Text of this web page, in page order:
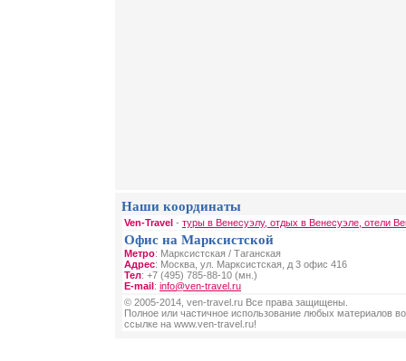
Наши координаты
Ven-Travel - туры в Венесуэлу, отдых в Венесуэле, отели
Офис на Марксистской
Метро: Марксистская / Таганская
Адрес: Москва, ул. Марксистская, д 3 офис 416
Тел: +7 (495) 785-88-10 (мн.)
E-mail: info@ven-travel.ru
© 2005-2014, ven-travel.ru Все права защищены.
Полное или частичное использование любых материалов
ссылке на www.ven-travel.ru!